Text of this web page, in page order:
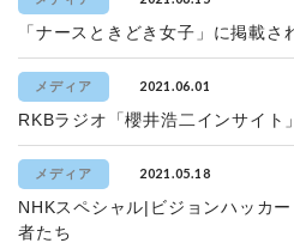
「ナースときどき女子」に掲載さ
メディア 2021.06.01
RKBラジオ「櫻井浩二インサイト
メディア 2021.05.18
NHKスペシャル|ビジョンハッカ
者たち